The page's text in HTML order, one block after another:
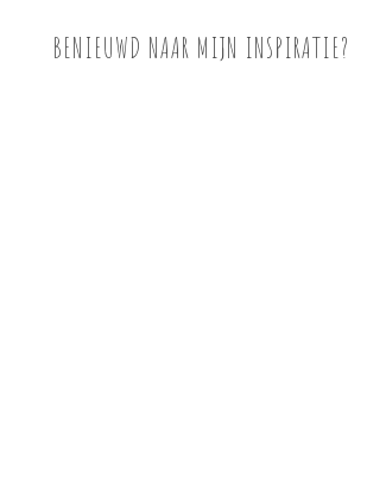
BENIEUWD NAAR MIJN INSPIRATIE?